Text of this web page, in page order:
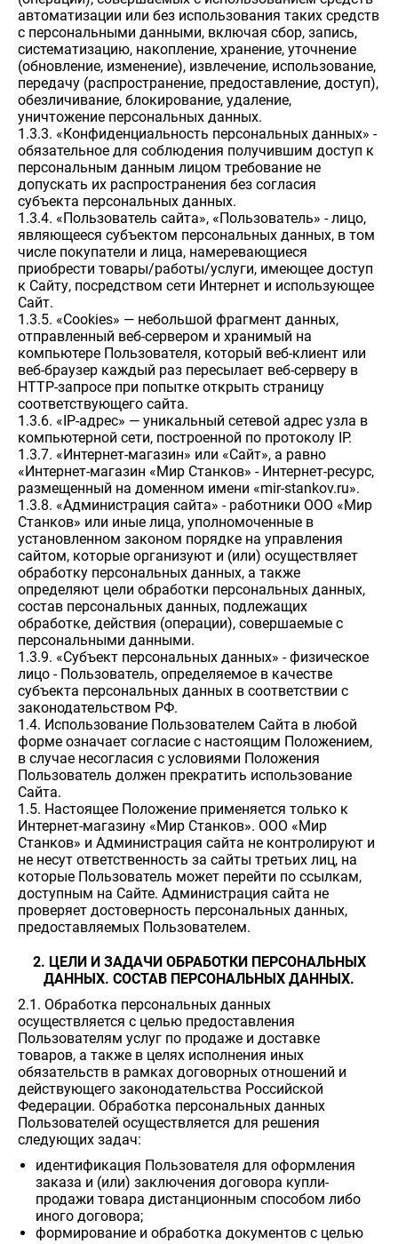
автоматизации или без использования таких средств
с персональными данными, включая сбор, запись,
систематизацию, накопление, хранение, уточнение
(обновление, изменение), извлечение, использование,
передачу (распространение, предоставление, доступ),
обезличивание, блокирование, удаление,
уничтожение персональных данных.
1.3.3. «Конфиденциальность персональных данных» -
обязательное для соблюдения получившим доступ к
персональным данным лицом требование не
допускать их распространения без согласия
субъекта персональных данных.
1.3.4. «Пользователь сайта», «Пользователь» - лицо,
являющееся субъектом персональных данных, в том
числе покупатели и лица, намеревающиеся
приобрести товары/работы/услуги, имеющее доступ
к Сайту, посредством сети Интернет и использующее
Сайт.
1.3.5. «Cookies» — небольшой фрагмент данных,
отправленный веб-сервером и хранимый на
компьютере Пользователя, который веб-клиент или
веб-браузер каждый раз пересылает веб-серверу в
HTTP-запросе при попытке открыть страницу
соответствующего сайта.
1.3.6. «IP-адрес» — уникальный сетевой адрес узла в
компьютерной сети, построенной по протоколу IP.
1.3.7. «Интернет-магазин» или «Сайт», а равно
«Интернет-магазин «Мир Станков» - Интернет-ресурс,
размещенный на доменном имени «mir-stankov.ru».
1.3.8. «Администрация сайта» - работники ООО «Мир
Станков» или иные лица, уполномоченные в
установленном законом порядке на управления
сайтом, которые организуют и (или) осуществляет
обработку персональных данных, а также
определяют цели обработки персональных данных,
состав персональных данных, подлежащих
обработке, действия (операции), совершаемые с
персональными данными.
1.3.9. «Субъект персональных данных» - физическое
лицо - Пользователь, определяемое в качестве
субъекта персональных данных в соответствии с
законодательством РФ.
1.4. Использование Пользователем Сайта в любой
форме означает согласие с настоящим Положением,
в случае несогласия с условиями Положения
Пользователь должен прекратить использование
Сайта.
1.5. Настоящее Положение применяется только к
Интернет-магазину «Мир Станков». ООО «Мир
Станков» и Администрация сайта не контролируют и
не несут ответственность за сайты третьих лиц, на
которые Пользователь может перейти по ссылкам,
доступным на Сайте. Администрация сайта не
проверяет достоверность персональных данных,
предоставляемых Пользователем.
2. ЦЕЛИ И ЗАДАЧИ ОБРАБОТКИ ПЕРСОНАЛЬНЫХ
ДАННЫХ. СОСТАВ ПЕРСОНАЛЬНЫХ ДАННЫХ.
2.1. Обработка персональных данных
осуществляется с целью предоставления
Пользователям услуг по продаже и доставке
товаров, а также в целях исполнения иных
обязательств в рамках договорных отношений и
действующего законодательства Российской
Федерации. Обработка персональных данных
Пользователей осуществляется для решения
следующих задач:
идентификация Пользователя для оформления
заказа и (или) заключения договора купли-
продажи товара дистанционным способом либо
иного договора;
формирование и обработка документов с целью